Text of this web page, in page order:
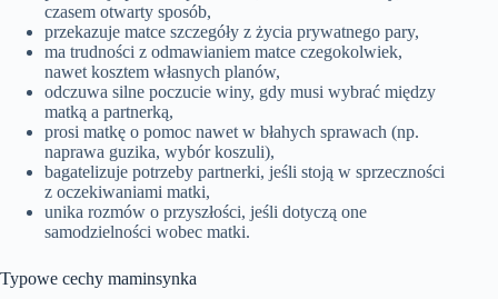
czasem otwarty sposób,
przekazuje matce szczegóły z życia prywatnego pary,
ma trudności z odmawianiem matce czegokolwiek,
nawet kosztem własnych planów,
odczuwa silne poczucie winy, gdy musi wybrać między
matką a partnerką,
prosi matkę o pomoc nawet w błahych sprawach (np.
naprawa guzika, wybór koszuli),
bagatelizuje potrzeby partnerki, jeśli stoją w sprzeczności
z oczekiwaniami matki,
unika rozmów o przyszłości, jeśli dotyczą one
samodzielności wobec matki.
Typowe cechy maminsynka